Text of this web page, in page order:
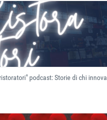
podcast: Storie di chi innova